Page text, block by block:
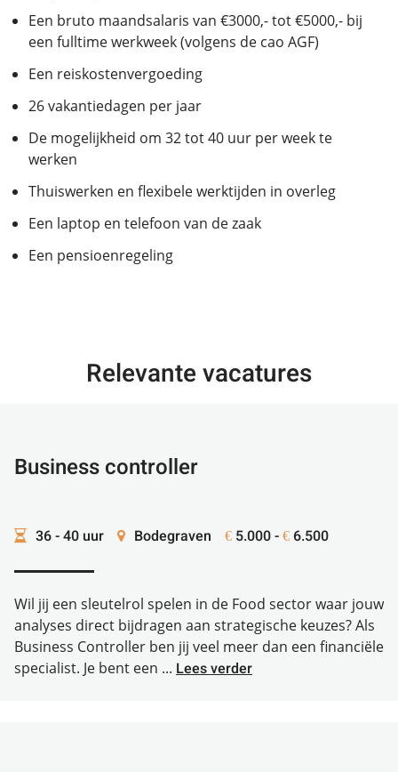
Een bruto maandsalaris van €3000,- tot €5000,- bij
een fulltime werkweek (volgens de cao AGF)
Een reiskostenvergoeding
26 vakantiedagen per jaar
De mogelijkheid om 32 tot 40 uur per week te
werken
Thuiswerken en flexibele werktijden in overleg
Een laptop en telefoon van de zaak
Een pensioenregeling
Relevante vacatures
Business controller
36 - 40 uur Bodegraven € 5.000 - € 6.500
Wil jij een sleutelrol spelen in de Food sector waar jouw
analyses direct bijdragen aan strategische keuzes? Als
Business Controller ben jij veel meer dan een financiële
specialist. Je bent een ... Lees verder